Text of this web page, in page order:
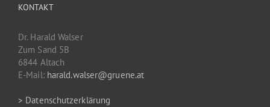
KONTAKT
Dr. Harald Walser
Zum Sand 5B
6844 Altach
E-Mail: harald.walser@gruene.at
> Datenschutzerklärung